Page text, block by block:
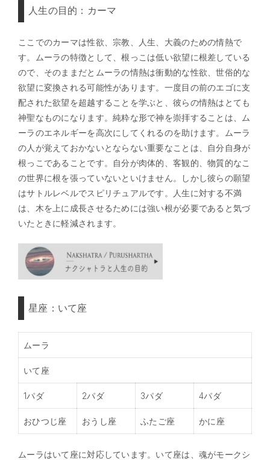
人生の目的：カーマ
ここでのカーマは性欲、宗教、人生、大義のための情熱で
す。ムーラの特徴として、根っこは低い欲望に根差している
ので、そのままだとムーラの情熱は衝動的な性欲、世俗的な
欲望に変換される可能性があります。一度目の前のエゴに支
配された欲望を超越することを学ぶと、彼らの情熱はとても
神聖なものになります。純粋な形で神を崇拝することは、ム
ーラのエネルギーを高次にしてくれるのを助けます。ムーラ
の人が覚えておかないとならない重要なことは、自分自身が
根っこであることです。自分が肉体的、客観的、物質的なこ
の世界に根を張っていないといけません。しかし彼らの願望
はサトルレベルでスピリチュアルです。人生に対する不満
は、木を上に成長させるためには強い根が必要であると気づ
いたときに軽減されます。
星座：いて座
ムーラ
いて座
1パダ 2パダ 3パダ 4パダ
おひつじ座 おうし座 ふたご座 かに座
ムーラはいて座に対応しています。いて座は、魂がモークシ